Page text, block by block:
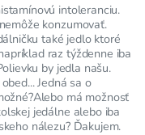
intoleranciu.
konzumovať.
také jedlo ktoré
raz týždenne iba
by jedla našu.
Jedná sa o
má možnosť
jedálne alebo iba
nálezu? Ďakujem.